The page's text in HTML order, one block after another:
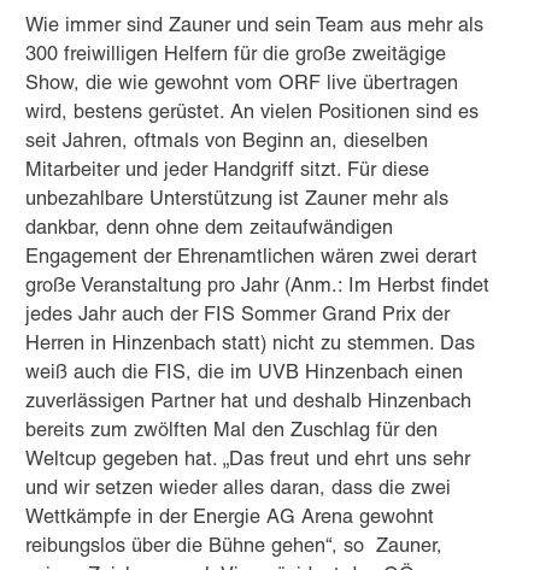
Wie immer sind Zauner und sein Team aus mehr als
300 freiwilligen Helfern für die große zweitägige
Show, die wie gewohnt vom ORF live übertragen
wird, bestens gerüstet. An vielen Positionen sind es
seit Jahren, oftmals von Beginn an, dieselben
Mitarbeiter und jeder Handgriff sitzt. Für diese
unbezahlbare Unterstützung ist Zauner mehr als
dankbar, denn ohne dem zeitaufwändigen
Engagement der Ehrenamtlichen wären zwei derart
große Veranstaltung pro Jahr (Anm.: Im Herbst findet
jedes Jahr auch der FIS Sommer Grand Prix der
Herren in Hinzenbach statt) nicht zu stemmen. Das
weiß auch die FIS, die im UVB Hinzenbach einen
zuverlässigen Partner hat und deshalb Hinzenbach
bereits zum zwölften Mal den Zuschlag für den
Weltcup gegeben hat. „Das freut und ehrt uns sehr
und wir setzen wieder alles daran, dass die zwei
Wettkämpfe in der Energie AG Arena gewohnt
reibungslos über die Bühne gehen“, so Zauner,